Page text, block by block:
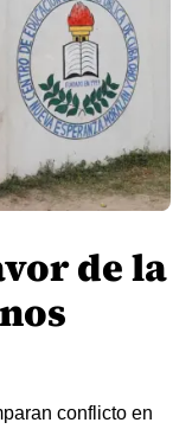
de la
conflicto en